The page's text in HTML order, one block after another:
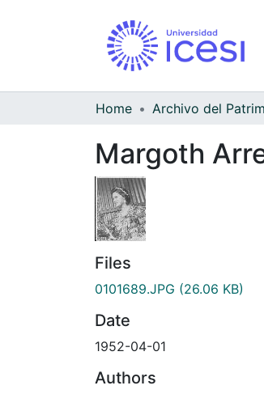
Home
Margoth
Files
0101689.JPG (26.06 KB)
Date
1952-04-01
Authors